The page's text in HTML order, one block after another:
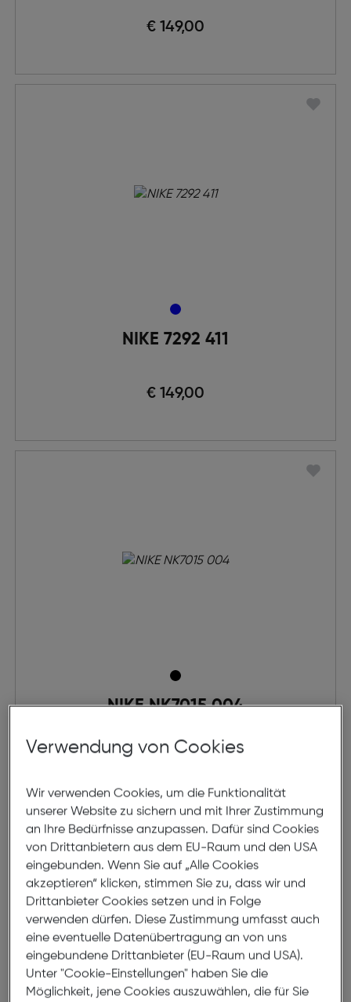
€ 149,00
NIKE 7292 411
€ 149,00
NIKE NK7015 004
Modell online anprobieren
Verwendung von Cookies
Wir verwenden Cookies, um die Funktionalität
unserer Website zu sichern und mit Ihrer Zustimmung
an Ihre Bedürfnisse anzupassen. Dafür sind Cookies
von Drittanbietern aus dem EU-Raum und den USA
eingebunden. Wenn Sie auf „Alle Cookies
akzeptieren“ klicken, stimmen Sie zu, dass wir und
Drittanbieter Cookies setzen und in Folge
verwenden dürfen. Diese Zustimmung umfasst auch
eine eventuelle Datenübertragung an von uns
eingebundene Drittanbieter (EU-Raum und USA).
Unter "Cookie-Einstellungen" haben Sie die
Möglichkeit, jene Cookies auszuwählen, die für Sie